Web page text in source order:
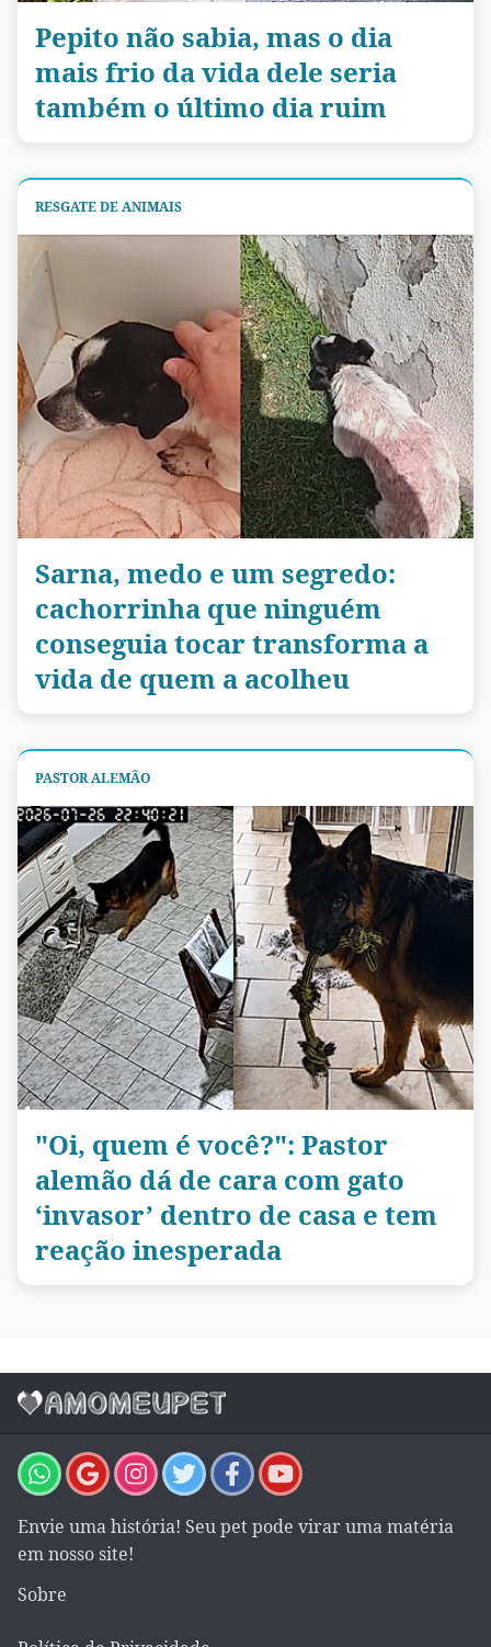
Pepito não sabia, mas o dia
mais frio da vida dele seria
também o último dia ruim
RESGATE DE ANIMAIS
Sarna, medo e um segredo:
cachorrinha que ninguém
conseguia tocar transforma a
vida de quem a acolheu
PASTOR ALEMÃO
"Oi, quem é você?": Pastor
alemão dá de cara com gato
‘invasor’ dentro de casa e tem
reação inesperada
Envie uma história! Seu pet pode virar uma matéria
em nosso site!
Sobre